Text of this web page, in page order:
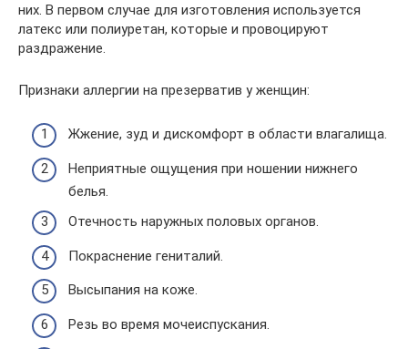
них. В первом случае для изготовления используется
латекс или полиуретан, которые и провоцируют
раздражение.
Признаки аллергии на презерватив у женщин:
Жжение, зуд и дискомфорт в области влагалища.
Неприятные ощущения при ношении нижнего
белья.
Отечность наружных половых органов.
Покраснение гениталий.
Высыпания на коже.
Резь во время мочеиспускания.